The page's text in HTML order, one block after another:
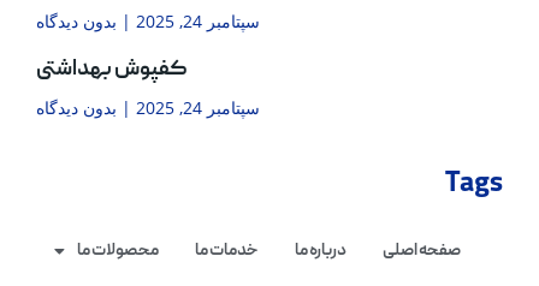
سپتامبر 24, 2025 بدون دیدگاه
کفپوش بهداشتی
سپتامبر 24, 2025 بدون دیدگاه
Tags
صفحه اصلی درباره ما خدمات ما
محصولات ما